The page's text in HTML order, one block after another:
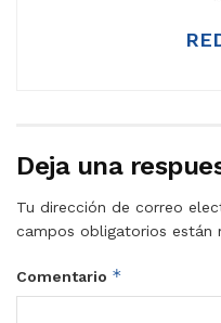
Deja una
Tu dirección de correo
campos obligatorios están
Comentario *